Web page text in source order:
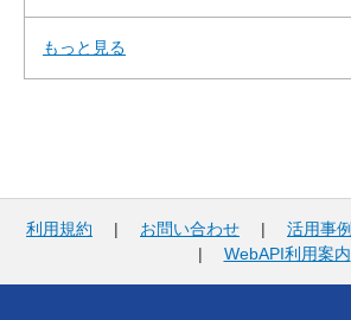
もっと見る
利用規約 | お問い合わせ | 活用事例
| WebAPI利用案内